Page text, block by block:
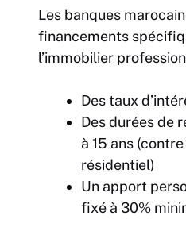
Les banques
financements
l’immobilier
Des taux
Des durées de
à 15 ans
résidentiel)
Un apport
fixé à 30%